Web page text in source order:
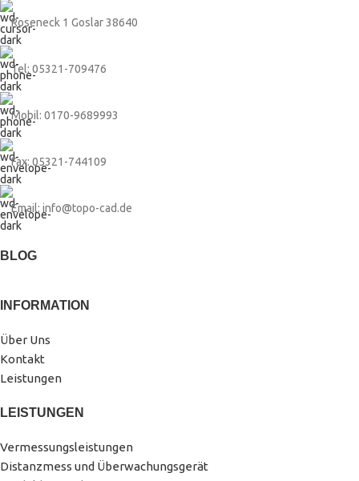
Roseneck 1 Goslar 38640
Tel: 05321-709476
Mobil: 0170-9689993
Fax: 05321-744109
Email: info@topo-cad.de
BLOG
INFORMATION
Über Uns
Kontakt
Leistungen
LEISTUNGEN
Vermessungsleistungen
Distanzmess und Überwachungsgerät